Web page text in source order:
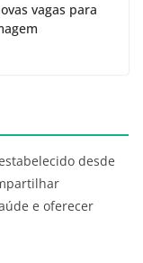
vagas para
desde
e oferecer